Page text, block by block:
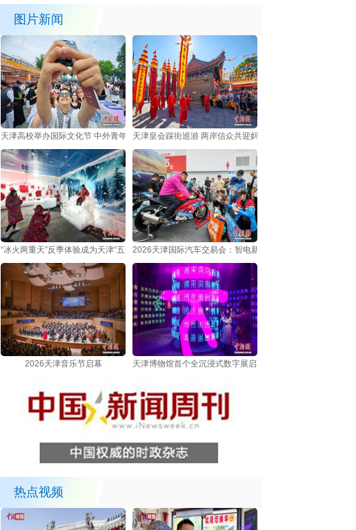
基层
图片新闻
天津高校举办国际文化节 中外青年共享多元文化盛宴天津皇会踩街巡游 两岸信众共迎妈祖诞辰
“冰火两重天”反季体验成为天津“五一”假日新亮点2026天津国际汽车交易会：智电新车集中亮相吸引观众
2026天津音乐节启幕 天津博物馆首个全沉浸式数字展启幕 以数字技术解锁甲骨文
热点视频